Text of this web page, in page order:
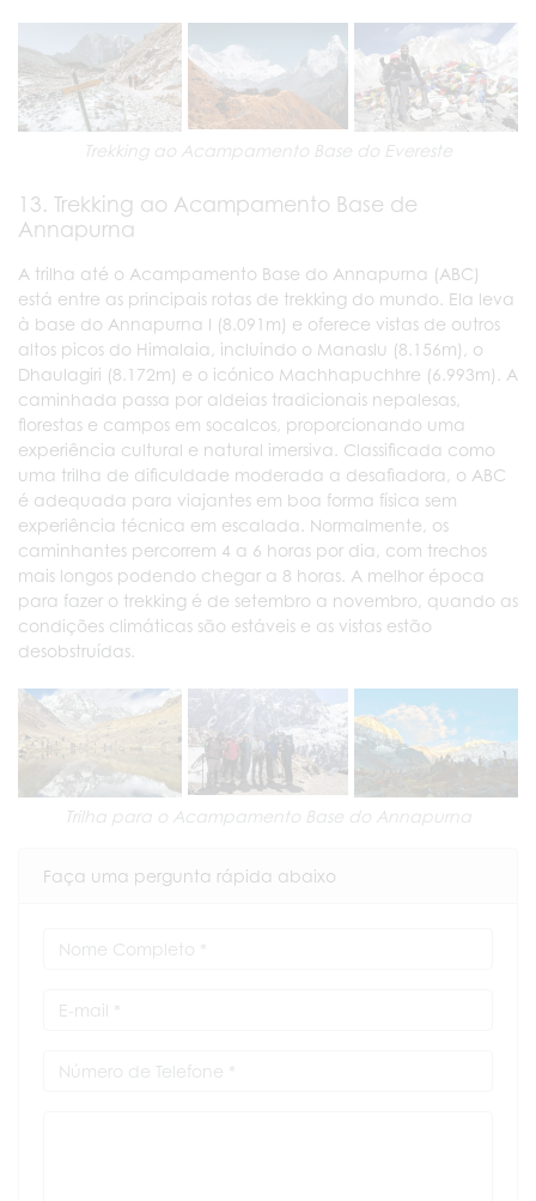
Trekking ao Acampamento Base do Evereste
13. Trekking ao Acampamento Base de
Annapurna
A trilha até o Acampamento Base do Annapurna (ABC)
está entre as principais rotas de trekking do mundo. Ela leva
à base do Annapurna I (8.091m) e oferece vistas de outros
altos picos do Himalaia, incluindo o Manaslu (8.156m), o
Dhaulagiri (8.172m) e o icónico Machhapuchhre (6.993m). A
caminhada passa por aldeias tradicionais nepalesas,
florestas e campos em socalcos, proporcionando uma
experiência cultural e natural imersiva. Classificada como
uma trilha de dificuldade moderada a desafiadora, o ABC
é adequada para viajantes em boa forma física sem
experiência técnica em escalada. Normalmente, os
caminhantes percorrem 4 a 6 horas por dia, com trechos
mais longos podendo chegar a 8 horas. A melhor época
para fazer o trekking é de setembro a novembro, quando as
condições climáticas são estáveis e as vistas estão
desobstruídas.
Trilha para o Acampamento Base do Annapurna
Faça uma pergunta rápida abaixo